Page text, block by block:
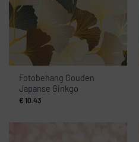
Fotobehang Gouden
Japanse Ginkgo
€ 10.43